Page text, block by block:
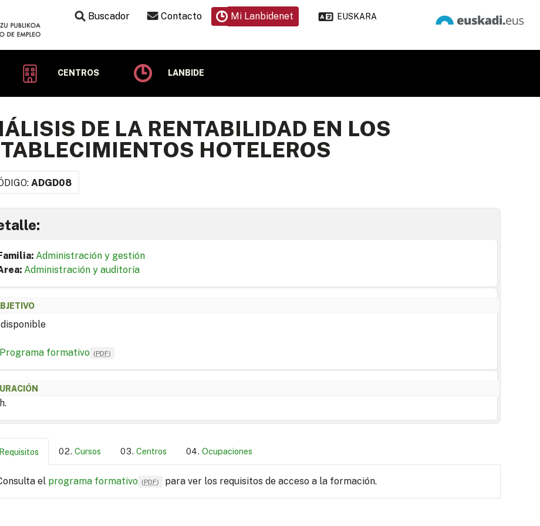
Buscador Contacto Mi Lanbidenet EUSKARA
CENTROS LANBIDE
DE LA RENTABILIDAD EN LOS
HOTELEROS
ADGD08
Administración y gestión
Administración y auditoría
Programa formativo (PDF)
Requisitos Cursos Centros Ocupaciones
el programa formativo (PDF) para ver los requisitos de acceso a la formación.